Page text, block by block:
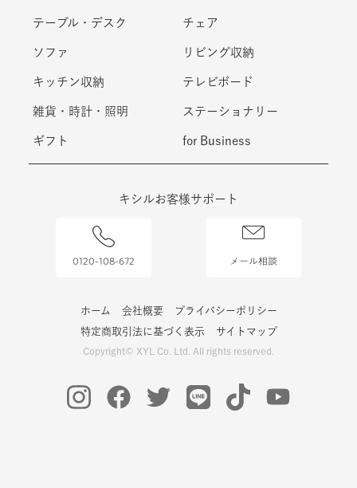
テーブル・デスク チェア
ソファ リビング収納
キッチン収納 テレビボード
雑貨・時計・照明 ステーショナリー
ギフト for Business
キシルお客様サポート
0120-108-672 メール相談
ホーム 会社概要
プライバシーポリシー
特定商取引法に基づく表示
サイトマップ
Copyright© XYL Co. Ltd. All rights reserved.